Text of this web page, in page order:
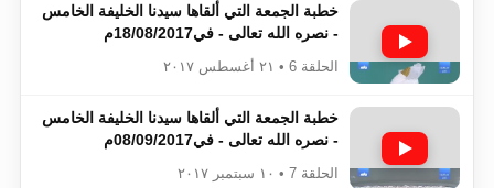
خطبة الجمعة التي ألقاها سيدنا الخليفة الخامس
- نصره الله تعالى - في18/08/2017م
الحلقة 6 • ٢١ أغسطس ٢٠١٧
خطبة الجمعة التي ألقاها سيدنا الخليفة الخامس
- نصره الله تعالى - في08/09/2017م
الحلقة 7 • ١٠ سبتمبر ٢٠١٧